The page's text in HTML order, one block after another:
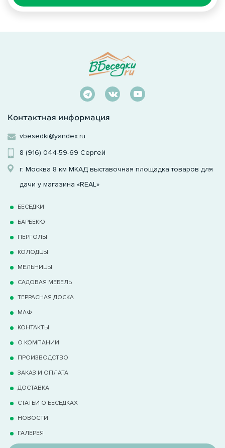
Контактная информация
vbesedki@yandex.ru
8 (916) 044-59-69 Сергей
г. Москва 8 км МКАД выставочная площадка товаров для
дачи у магазина «REAL»
БЕСЕДКИ
БАРБЕКЮ
ПЕРГОЛЫ
КОЛОДЦЫ
МЕЛЬНИЦЫ
САДОВАЯ МЕБЕЛЬ
ТЕРРАCНАЯ ДОСКА
МАФ
КОНТАКТЫ
О КОМПАНИИ
ПРОИЗВОДСТВО
ЗАКАЗ И ОПЛАТА
ДОСТАВКА
СТАТЬИ О БЕСЕДКАХ
НОВОСТИ
ГАЛЕРЕЯ